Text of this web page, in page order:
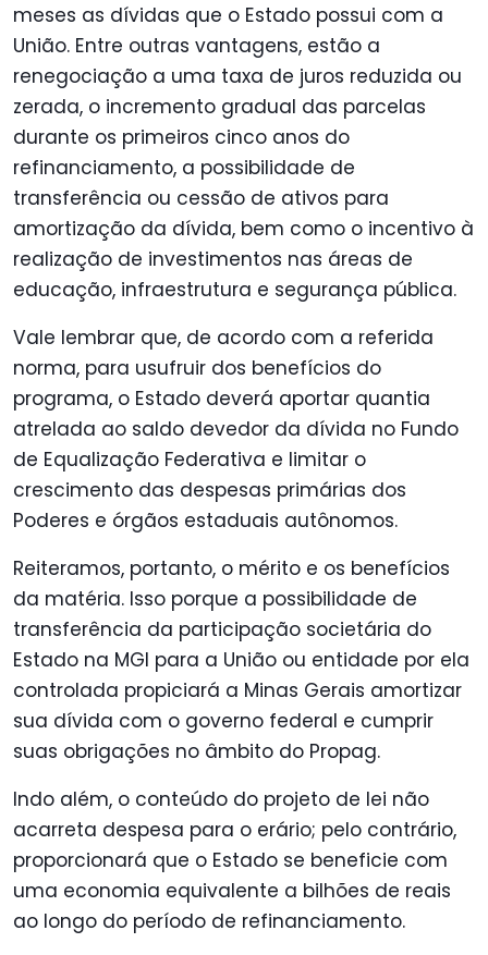
meses as dívidas que o Estado possui com a
União. Entre outras vantagens, estão a
renegociação a uma taxa de juros reduzida ou
zerada, o incremento gradual das parcelas
durante os primeiros cinco anos do
refinanciamento, a possibilidade de
transferência ou cessão de ativos para
amortização da dívida, bem como o incentivo à
realização de investimentos nas áreas de
educação, infraestrutura e segurança pública.
Vale lembrar que, de acordo com a referida
norma, para usufruir dos benefícios do
programa, o Estado deverá aportar quantia
atrelada ao saldo devedor da dívida no Fundo
de Equalização Federativa e limitar o
crescimento das despesas primárias dos
Poderes e órgãos estaduais autônomos.
Reiteramos, portanto, o mérito e os benefícios
da matéria. Isso porque a possibilidade de
transferência da participação societária do
Estado na MGI para a União ou entidade por ela
controlada propiciará a Minas Gerais amortizar
sua dívida com o governo federal e cumprir
suas obrigações no âmbito do Propag.
Indo além, o conteúdo do projeto de lei não
acarreta despesa para o erário; pelo contrário,
proporcionará que o Estado se beneficie com
uma economia equivalente a bilhões de reais
ao longo do período de refinanciamento.